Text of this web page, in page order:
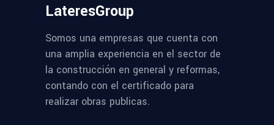
LateresGroup
Somos una empresas que cuenta con
una amplia experiencia en el sector de
la construcción en general y reformas,
contando con el certificado para
realizar obras publicas.